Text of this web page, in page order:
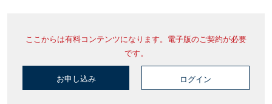
ここからは有料コンテンツになります。電子版のご契約が必要
です。
お申し込み ログイン